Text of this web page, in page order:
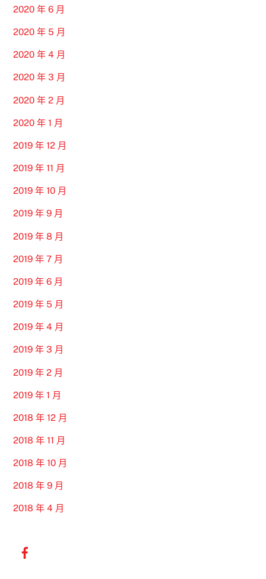
2020 年 6 月
2020 年 5 月
2020 年 4 月
2020 年 3 月
2020 年 2 月
2020 年 1 月
2019 年 12 月
2019 年 11 月
2019 年 10 月
2019 年 9 月
2019 年 8 月
2019 年 7 月
2019 年 6 月
2019 年 5 月
2019 年 4 月
2019 年 3 月
2019 年 2 月
2019 年 1 月
2018 年 12 月
2018 年 11 月
2018 年 10 月
2018 年 9 月
2018 年 4 月